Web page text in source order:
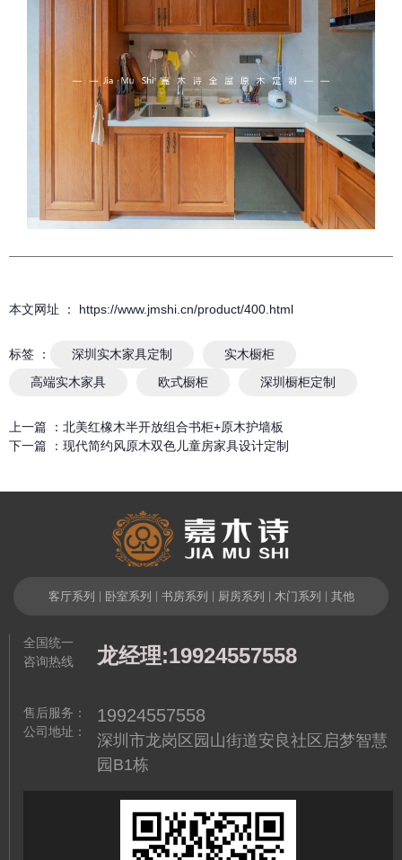
本文网址 ： https://www.jmshi.cn/product/400.html
标签 ： 深圳实木家具定制
实木橱柜
高端实木家具
欧式橱柜 深圳橱柜定制
上一篇 ： 北美红橡木半开放组合书柜+原木护墙板
下一篇 ： 现代简约风原木双色儿童房家具设计定制
木大板书桌 实木书柜 中式背 人实木书桌 一体组合实木家具
客厅系列 | 卧室系列 | 书房系列 | 厨房系列 | 木门系列 | 其他
全国统一
咨询热线
售后服务：
公司地址：
龙经理:19924557558
19924557558
深圳市龙岗区园山街道安良社区启梦智慧
园B1栋